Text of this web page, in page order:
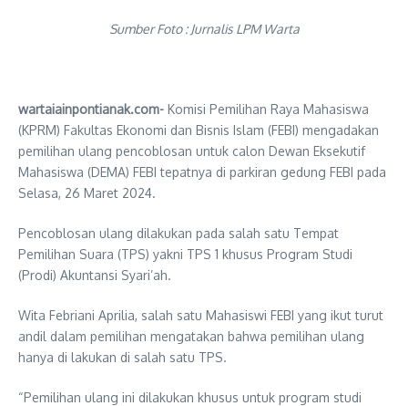
Sumber Foto : Jurnalis LPM Warta
wartaiainpontianak.com- Komisi Pemilihan Raya Mahasiswa
(KPRM) Fakultas Ekonomi dan Bisnis Islam (FEBI) mengadakan
pemilihan ulang pencoblosan untuk calon Dewan Eksekutif
Mahasiswa (DEMA) FEBI tepatnya di parkiran gedung FEBI pada
Selasa, 26 Maret 2024.
Pencoblosan ulang dilakukan pada salah satu Tempat
Pemilihan Suara (TPS) yakni TPS 1 khusus Program Studi
(Prodi) Akuntansi Syari’ah.
Wita Febriani Aprilia, salah satu Mahasiswi FEBI yang ikut turut
andil dalam pemilihan mengatakan bahwa pemilihan ulang
hanya di lakukan di salah satu TPS.
“Pemilihan ulang ini dilakukan khusus untuk program studi